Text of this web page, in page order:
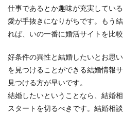
仕事であるとか趣味が充実してい
愛が手抜きになりがちです。もう
れば、いの一番に婚活サイトを比較
好条件の異性と結婚したいとお思
を見つけることができる結婚情報
見つける方が早いです。
結婚したいということなら、結婚
スタートを切るべきです。結婚相